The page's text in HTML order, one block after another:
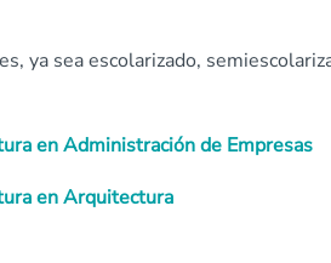
ya sea escolarizado,
en Administración de Empresas
en Arquitectura